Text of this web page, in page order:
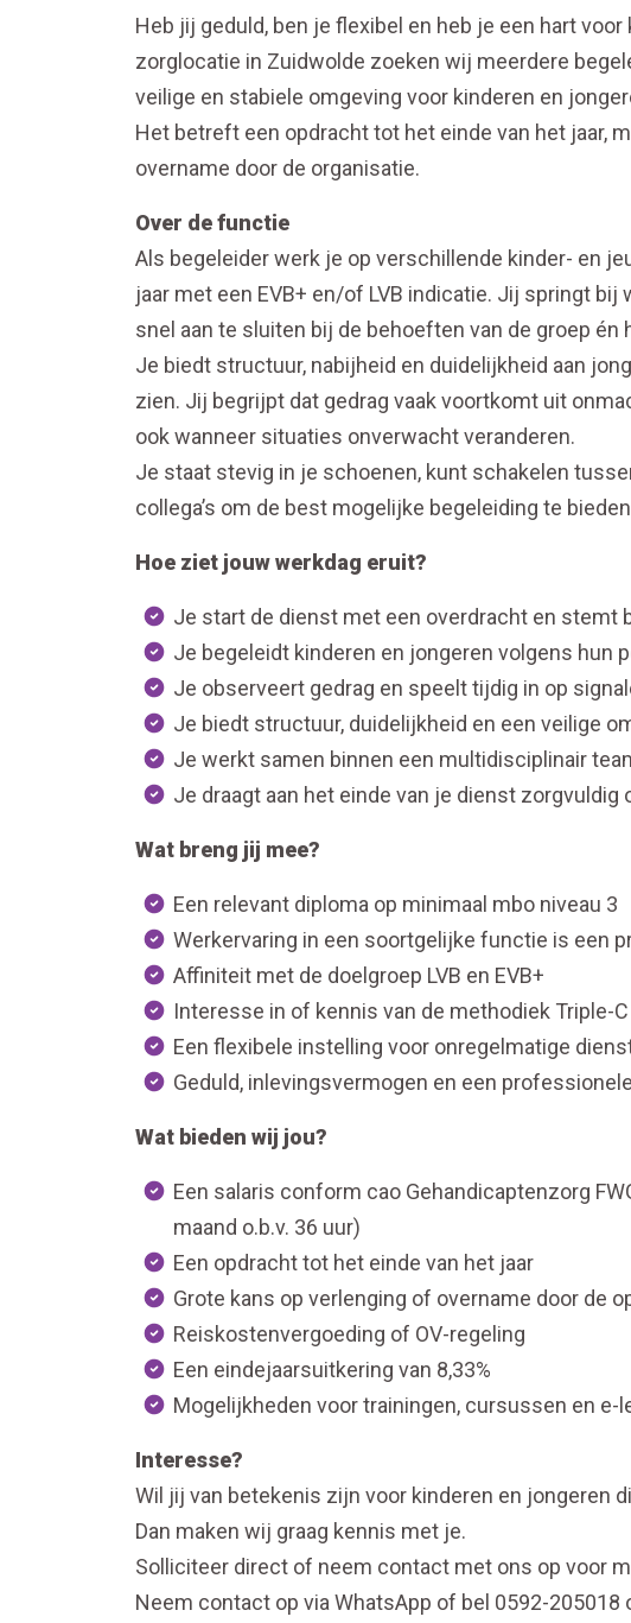
Heb jij geduld, ben je flexibel en heb je een hart
zorglocatie in Zuidwolde zoeken wij meerdere
veilige en stabiele omgeving voor kinderen en
Het betreft een opdracht tot het einde van het jaar,
overname door de organisatie.
Over de functie
Als begeleider werk je op verschillende kinder- en
jaar met een EVB+ en/of LVB indicatie. Jij springt
snel aan te sluiten bij de behoeften van de groep én
Je biedt structuur, nabijheid en duidelijkheid aan
zien. Jij begrijpt dat gedrag vaak voortkomt uit
ook wanneer situaties onverwacht veranderen.
Je staat stevig in je schoenen, kunt schakelen
collega’s om de best mogelijke begeleiding te
Hoe ziet jouw werkdag eruit?
Je start de dienst met een overdracht en stemt
Je begeleidt kinderen en jongeren volgens hun
Je observeert gedrag en speelt tijdig in op
Je biedt structuur, duidelijkheid en een veilige
Je werkt samen binnen een multidisciplinair
Je draagt aan het einde van je dienst zorgvuldig
Wat breng jij mee?
Een relevant diploma op minimaal mbo niveau 3
Werkervaring in een soortgelijke functie is een
Affiniteit met de doelgroep LVB en EVB+
Interesse in of kennis van de methodiek Triple-C
Een flexibele instelling voor onregelmatige
Geduld, inlevingsvermogen en een
Wat bieden wij jou?
Een salaris conform cao Gehandicaptenzorg
maand o.b.v. 36 uur)
Een opdracht tot het einde van het jaar
Grote kans op verlenging of overname door de
Reiskostenvergoeding of OV-regeling
Een eindejaarsuitkering van 8,33%
Mogelijkheden voor trainingen, cursussen en e-
Interesse?
Wil jij van betekenis zijn voor kinderen en jongeren
Dan maken wij graag kennis met je.
Solliciteer direct of neem contact met ons op voor
Neem contact op via WhatsApp of bel 0592-205018